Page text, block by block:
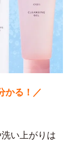
かる！／
い上がりは